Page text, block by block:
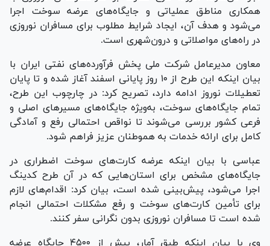
همکاری مناطق عملیاتی و جایگاه‌های عرضه سوخت اجرا
می‌شود و هدف آن، ایجاد شرایط مطلوب برای مسافران نوروزی
در راه‌های مواصلاتی و درون‌شهری است.
معاون مدیرعامل شرکت ملی پخش فرآورده‌های نفتی ایران با
بیان اینکه این طرح از ۱۰ روز پایانی اسفند آغاز شده و تا پایان
تعطیلات نوروز ادامه دارد، تصریح کرد: در چارچوب این طرح،
تمام جایگاه‌های سوخت، به‌ویژه جایگاه‌های مسیر‌های اصلی و
فرعی کشور بررسی می‌شوند تا نواقص احتمالی رفع و آمادگی
کامل برای ارائه خدمات به هموطنان عزیز فراهم شود.
عباسی با بیان اینکه عرضه کارت‌های سوخت اضطراری در
جایگاه‌های مشخص برای استان‌هایی که در آن طرح کدینگ
اجرا می‌شود، پیش‌بینی شده است، بیان کرد: اقدام‌های لازم
برای تأمین کارت‌های سوخت و رفع مشکلات احتمالی انجام
شده است تا مسافران نوروزی بدون نگرانی سفر کنند.
وی با بیان اینکه طبق آمار، بیش از ۴۵۰۰ جایگاه عرضه